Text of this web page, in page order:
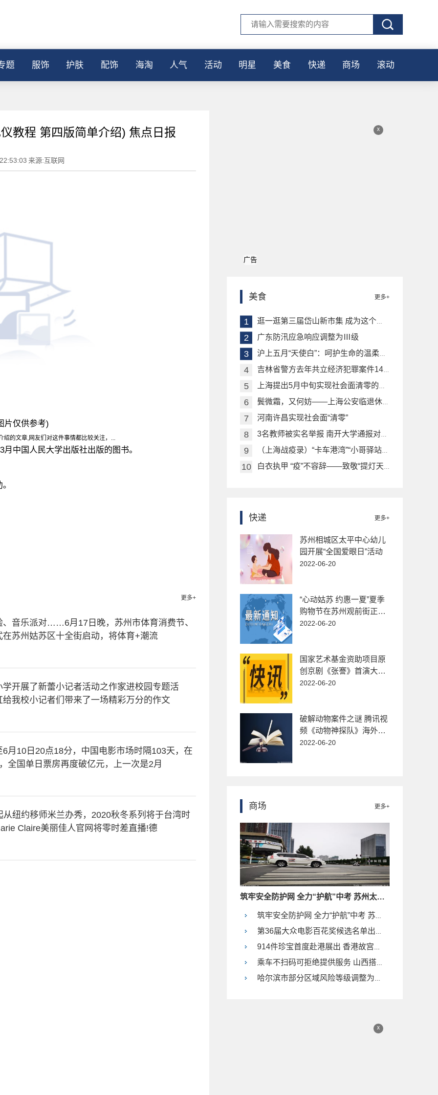
题 服饰 护肤 配饰 海淘 人气 活动 明星 美食 快递 商场 滚动
教程 第四版简单介绍) 焦点日报
来源:互联网
片仅供参考)
绍的文章,网友们对这件事情都比较关注，...
中国人民大学出版社出版的图书。
更多+
音乐派对……6月17日晚，苏州市体育消费节、
苏州姑苏区十全街启动，将体育+潮流
开展了新蕾小记者活动之作家进校园专题活
我校小记者们带来了一场精彩万分的作文
月10日20点18分，中国电影市场时隔103天，在
全国单日票房再度破亿元，上一次是2月
纽约移师米兰办秀，2020秋冬系列将于台湾时
Claire美丽佳人官网将零时差直播!德
x
广告
美食 更多+
逛一逛第三届岱山新市集 成为这个双休日的“晚课”
广东防汛应急响应调整为Ⅲ级
沪上五月“天使白”：呵护生命的温柔坚守
吉林省警方去年共立经济犯罪案件1417起 涉案金额96.2亿元
上海提出5月中旬实现社会面清零的目标
鬓微霜，又何妨——上海公安临退休民警坚守抗疫一线
河南许昌实现社会面“清零”
3名教师被实名举报 南开大学通报对涉事教师处理情况
（上海战疫录）“卡车港湾”“小哥驿站” 上海公安多措并举安置街面流动人员
白衣执甲 “疫”不容辞——致敬“提灯天使”
快递 更多+
苏州相城区太平中心幼儿
园开展“全国爱眼日”活动
2022-06-20
“心动姑苏 约惠一夏”夏季
购物节在苏州观前街正式
启动
2022-06-20
国家艺术基金资助项目原
创京剧《张謇》首演大获
成功
2022-06-20
破解动物案件之谜 腾讯视
频《动物神探队》海外首
播破纪录
2022-06-20
商场 更多+
筑牢安全防护网 全力“护航”中考 苏州太平街道这样做
筑牢安全防护网 全力“护航”中考 苏州太平街道这样做
第36届大众电影百花奖候选名单出炉 易烊千玺成最佳男主角
914件珍宝首度赴港展出 香港故宫文化博物馆首展预告公布
乘车不扫码可拒绝提供服务 山西搭乘出租和网约车需先扫码
哈尔滨市部分区域风险等级调整为低风险
x